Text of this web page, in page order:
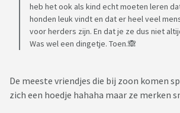
heb het ook als kind echt moeten leren
honden leuk vindt en dat er heel veel
voor herders zijn. En dat je ze dus niet
Was wel een dingetje. Toen.🙈
De meeste vriendjes die bij zoon komen
zich een hoedje hahaha maar ze merken